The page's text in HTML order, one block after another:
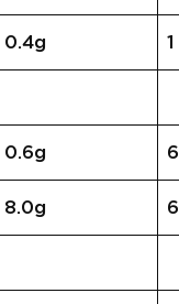
0.4g 1
0.6g 6
8.0g 6